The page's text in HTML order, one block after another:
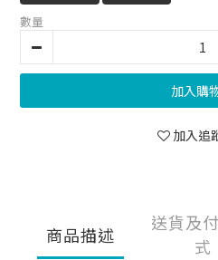
數量
加入購
加入追
商品描述
送貨及
式